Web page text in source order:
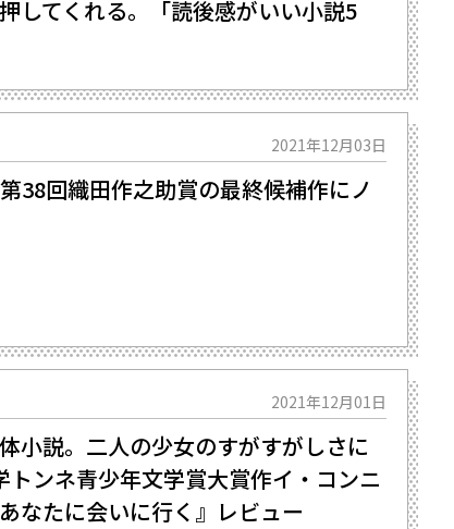
してくれる。「読後感がいい小説5
2021年12月03日
38回織田作之助賞の最終候補作にノ
2021年12月01日
小説。二人の少女のすがすがしさに
ンネ青少年文学賞大賞作――イ・コンニ
なたに会いに行く』レビュー